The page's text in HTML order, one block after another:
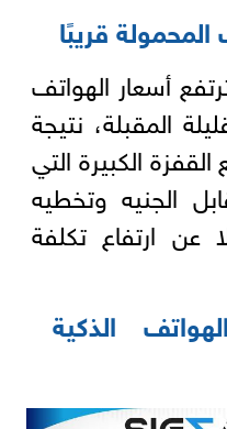
المحمولة قريبًا
أسعار الهواتف
المقبلة، نتيجة
الكبيرة التي
الجنيه وتخطيه
فضلا عن ارتفاع تكلفة
الذكية